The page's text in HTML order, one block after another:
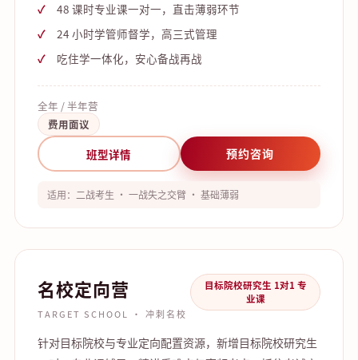
48 课时专业课一对一，直击薄弱环节
24 小时学管师督学，高三式管理
吃住学一体化，安心备战再战
全年 / 半年营
费用面议
班型详情 预约咨询
适用：二战考生 · 一战失之交臂 · 基础薄弱
名校定向营
TARGET SCHOOL · 冲刺名校
目标院校研究生 1对1 专
业课
针对目标院校与专业定向配置资源，新增目标院校研究生